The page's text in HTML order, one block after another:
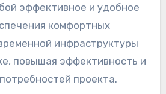
эффективное и удобное
комфортных
инфраструктуры
повышая эффективность и
проекта.